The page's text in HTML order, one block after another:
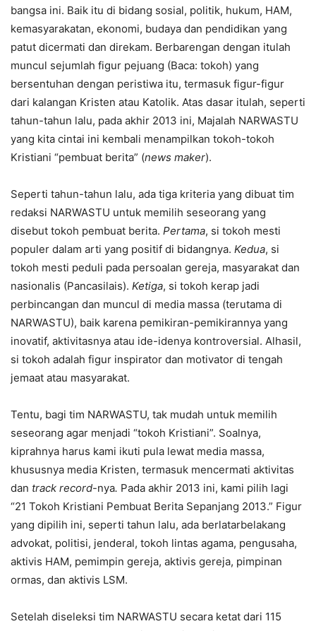
bangsa ini. Baik itu di bidang sosial, politik, hukum, HAM,
kemasyarakatan, ekonomi, budaya dan pendidikan yang
patut dicermati dan direkam. Berbarengan dengan itulah
muncul sejumlah figur pejuang (Baca: tokoh) yang
bersentuhan dengan peristiwa itu, termasuk figur-figur
dari kalangan Kristen atau Katolik. Atas dasar itulah, seperti
tahun-tahun lalu, pada akhir 2013 ini, Majalah NARWASTU
yang kita cintai ini kembali menampilkan tokoh-tokoh
Kristiani “pembuat berita” (news maker).
Seperti tahun-tahun lalu, ada tiga kriteria yang dibuat tim
redaksi NARWASTU untuk memilih seseorang yang
disebut tokoh pembuat berita. Pertama, si tokoh mesti
populer dalam arti yang positif di bidangnya. Kedua, si
tokoh mesti peduli pada persoalan gereja, masyarakat dan
nasionalis (Pancasilais). Ketiga, si tokoh kerap jadi
perbincangan dan muncul di media massa (terutama di
NARWASTU), baik karena pemikiran-pemikirannya yang
inovatif, aktivitasnya atau ide-idenya kontroversial. Alhasil,
si tokoh adalah figur inspirator dan motivator di tengah
jemaat atau masyarakat.
Tentu, bagi tim NARWASTU, tak mudah untuk memilih
seseorang agar menjadi “tokoh Kristiani”. Soalnya,
kiprahnya harus kami ikuti pula lewat media massa,
khususnya media Kristen, termasuk mencermati aktivitas
dan track record-nya. Pada akhir 2013 ini, kami pilih lagi
“21 Tokoh Kristiani Pembuat Berita Sepanjang 2013.” Figur
yang dipilih ini, seperti tahun lalu, ada berlatarbelakang
advokat, politisi, jenderal, tokoh lintas agama, pengusaha,
aktivis HAM, pemimpin gereja, aktivis gereja, pimpinan
ormas, dan aktivis LSM.
Setelah diseleksi tim NARWASTU secara ketat dari 115